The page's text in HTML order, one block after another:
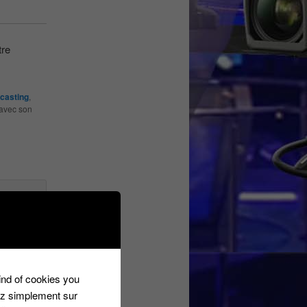
casting,
son
of cookies you
simplement sur